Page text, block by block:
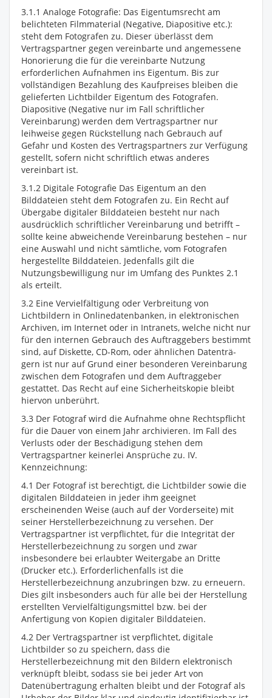
3.1.1 Analoge Fotografie: Das Eigentumsrecht am
belichteten Filmmaterial (Negative, Diapositive etc.):
steht dem Fotografen zu. Dieser überlässt dem
Vertragspartner gegen vereinbarte und angemessene
Honorierung die für die vereinbarte Nutzung
erforderlichen Aufnahmen ins Eigentum. Bis zur
vollständigen Bezahlung des Kaufpreises bleiben die
gelieferten Lichtbilder Eigentum des Fotografen.
Diapositive (Negative nur im Fall schriftlicher
Vereinbarung) werden dem Vertragspartner nur
leihweise gegen Rückstellung nach Gebrauch auf
Gefahr und Kosten des Vertragspartners zur Verfügung
gestellt, sofern nicht schriftlich etwas anderes
vereinbart ist.
3.1.2 Digitale Fotografie Das Eigentum an den
Bilddateien steht dem Fotografen zu. Ein Recht auf
Übergabe digitaler Bilddateien besteht nur nach
ausdrücklich schriftlicher Vereinbarung und betrifft –
sollte keine abweichende Vereinbarung bestehen – nur
eine Auswahl und nicht sämtliche, vom Fotografen
hergestellte Bilddateien. Jedenfalls gilt die
Nutzungsbewilligung nur im Umfang des Punktes 2.1
als erteilt.
3.2 Eine Vervielfältigung oder Verbreitung von
Lichtbildern in Onlinedatenbanken, in elektronischen
Archiven, im Internet oder in Intranets, welche nicht nur
für den internen Gebrauch des Auftraggebers bestimmt
sind, auf Diskette, CD-Rom, oder ähnlichen Datenträ-
gern ist nur auf Grund einer besonderen Vereinbarung
zwischen dem Fotografen und dem Auftraggeber
gestattet. Das Recht auf eine Sicherheitskopie bleibt
hiervon unberührt.
3.3 Der Fotograf wird die Aufnahme ohne Rechtspflicht
für die Dauer von einem Jahr archivieren. Im Fall des
Verlusts oder der Beschädigung stehen dem
Vertragspartner keinerlei Ansprüche zu. IV.
Kennzeichnung:
4.1 Der Fotograf ist berechtigt, die Lichtbilder sowie die
digitalen Bilddateien in jeder ihm geeignet
erscheinenden Weise (auch auf der Vorderseite) mit
seiner Herstellerbezeichnung zu versehen. Der
Vertragspartner ist verpflichtet, für die Integrität der
Herstellerbezeichnung zu sorgen und zwar
insbesondere bei erlaubter Weitergabe an Dritte
(Drucker etc.). Erforderlichenfalls ist die
Herstellerbezeichnung anzubringen bzw. zu erneuern.
Dies gilt insbesonders auch für alle bei der Herstellung
erstellten Vervielfältigungsmittel bzw. bei der
Anfertigung von Kopien digitaler Bilddateien.
4.2 Der Vertragspartner ist verpflichtet, digitale
Lichtbilder so zu speichern, dass die
Herstellerbezeichnung mit den Bildern elektronisch
verknüpft bleibt, sodass sie bei jeder Art von
Datenübertragung erhalten bleibt und der Fotograf als